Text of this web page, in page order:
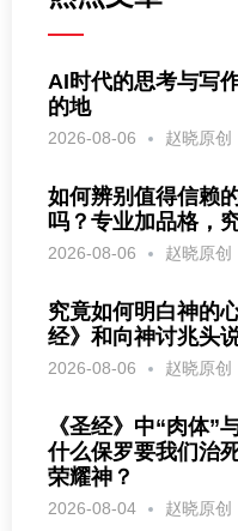
AI时代的思考与写
的地
2026-08-06 赵晓原创
如何辨别值得信赖
吗？专业加品格，
2026-08-06 赵晓原创
究竟如何明白神的
经》和向神讨兆头
2026-08-06 赵晓原创
《圣经》中“肉体
什么保罗要我们治
荣耀神？
2026-08-04 赵晓原创